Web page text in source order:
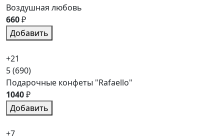
Воздушная любовь
660₽
Добавить
+21
5(690)
Подарочные конфеты "Rafaello"
1040₽
Добавить
+7